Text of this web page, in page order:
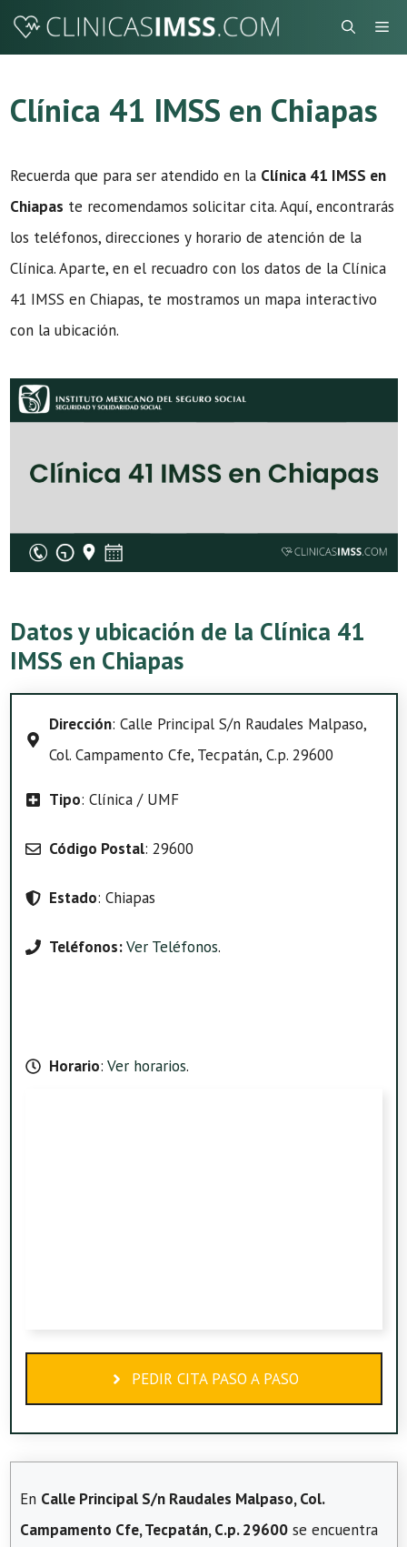
Saltar
Clínica 41 IMSS en Chiapas
Recuerda que para ser atendido en la Clínica 41 IMSS en
Chiapas te recomendamos solicitar cita. Aquí, encontrarás
los teléfonos, direcciones y horario de atención de la
Clínica. Aparte, en el recuadro con los datos de la Clínica
41 IMSS en Chiapas, te mostramos un mapa interactivo
con la ubicación.
Datos y ubicación de la Clínica 41
IMSS en Chiapas
Dirección: Calle Principal S/n Raudales Malpaso,
Col. Campamento Cfe, Tecpatán, C.p. 29600
Tipo: Clínica / UMF
Código Postal: 29600
Estado: Chiapas
Teléfonos:Ver Teléfonos.
Horario: Ver horarios.
PEDIR CITA PASO A PASO
En Calle Principal S/n Raudales Malpaso, Col.
Campamento Cfe, Tecpatán, C.p. 29600 se encuentra